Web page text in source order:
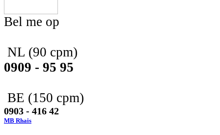
Bel me op
NL (90 cpm)
0909 - 95 95
BE (150 cpm)
0903 - 416 42
MB Rhais